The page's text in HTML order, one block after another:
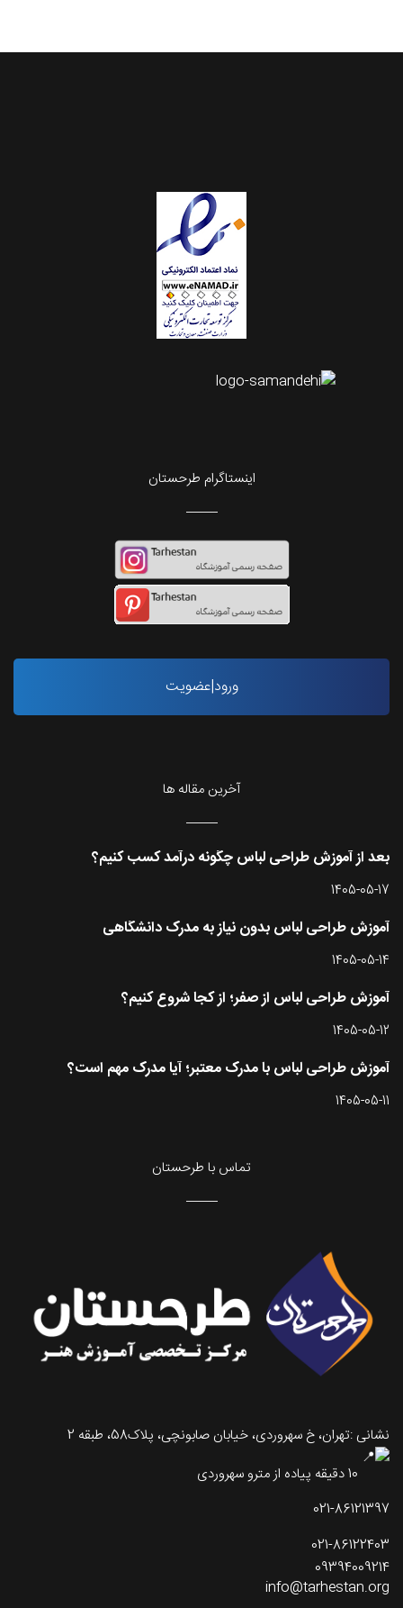
اینستاگرام طرحستان
ورود|عضویت
آخرین مقاله ها
بعد از آموزش طراحی لباس چگونه درآمد کسب کنیم؟
1405-05-17
آموزش طراحی لباس بدون نیاز به مدرک دانشگاهی
1405-05-14
آموزش طراحی لباس از صفر؛ از کجا شروع کنیم؟
1405-05-12
آموزش طراحی لباس با مدرک معتبر؛ آیا مدرک مهم است؟
1405-05-11
تماس با طرحستان
نشانی :تهران، خ سهروردی، خیابان صابونچی، پلاک58، طبقه 2
021-86121397
021-86122403
09394009214
info@tarhestan.org